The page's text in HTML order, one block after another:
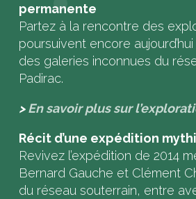
permanente
Partez à la rencontre des
poursuivent encore
des galeries inconnues du
Padirac.
>En savoir plus sur
Récit d’une expédition
Revivez l’expédition de 2014
Bernard Gauche et Clément
du réseau souterrain, entre